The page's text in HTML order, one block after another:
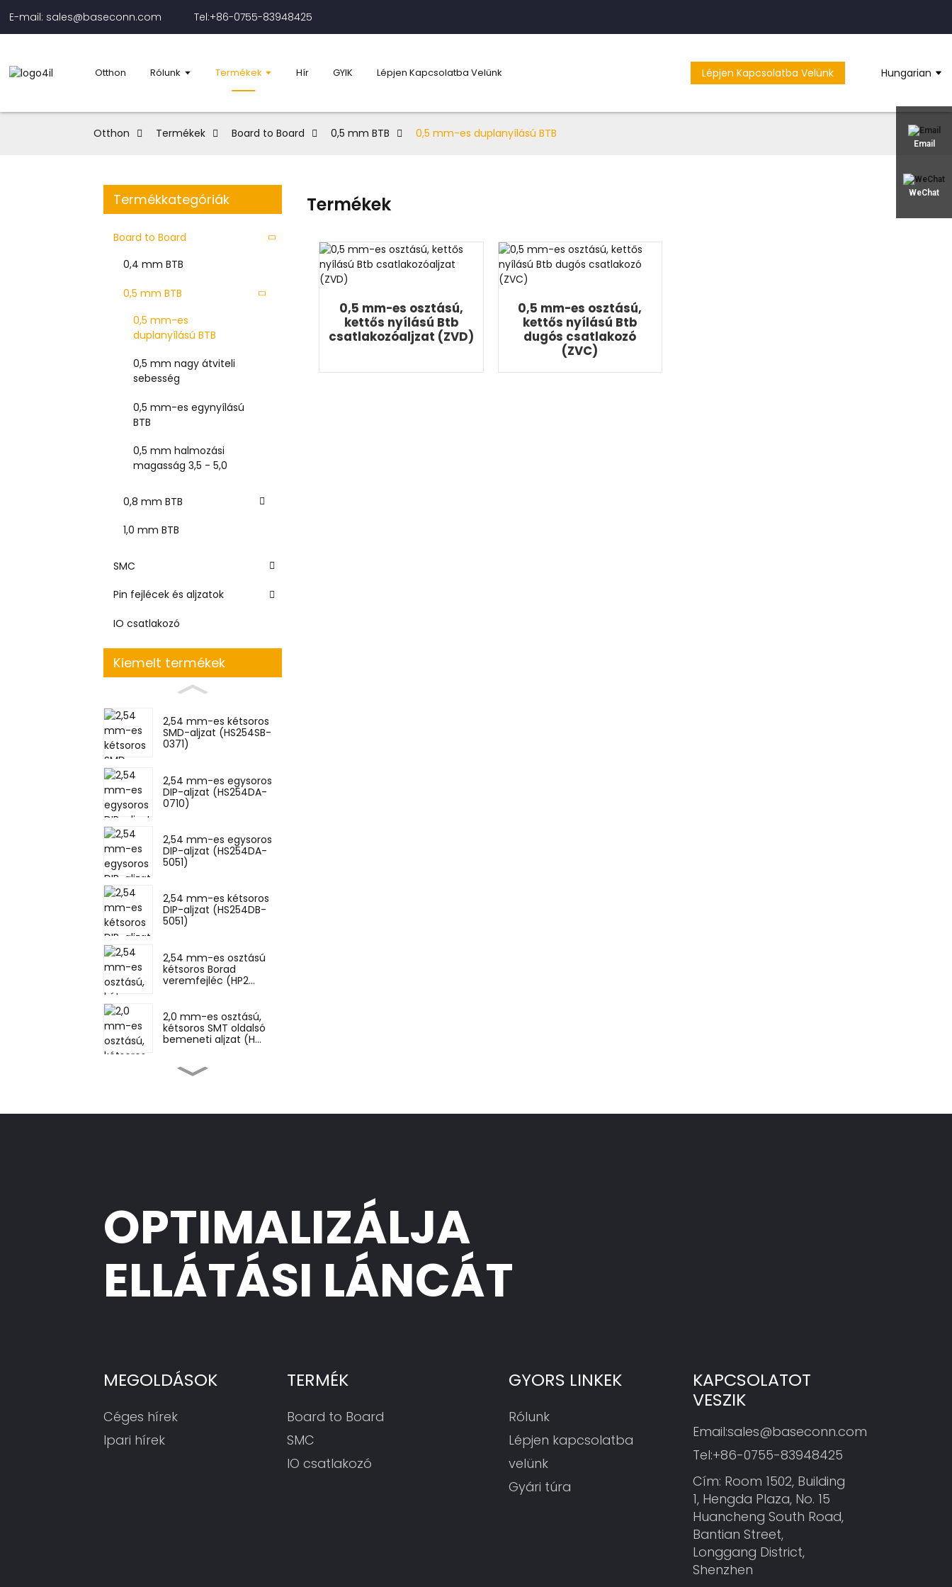
E-mail: sales@baseconn.com Tel:+86-0755-83948425
Otthon Rólunk Termékek Hír GYIK Lépjen Kapcsolatba Velünk Lépjen Kapcsolatba Velünk Hungarian
Email
WeChat
Otthon Termékek Board to Board 0,5 mm BTB 0,5 mm-es duplanyílású BTB
Termékkategóriák
Board to Board
0,4 mm BTB
0,5 mm BTB
0,5 mm-es
duplanyílású BTB
0,5 mm nagy átviteli
sebesség
0,5 mm-es egynyílású
BTB
0,5 mm halmozási
magasság 3,5 - 5,0
0,8 mm BTB
1,0 mm BTB
SMC
Pin fejlécek és aljzatok
IO csatlakozó
Kiemelt termékek
2,54 mm-es kétsoros
SMD-aljzat (HS254SB-
0371)
2,54 mm-es egysoros
DIP-aljzat (HS254DA-
0710)
2,54 mm-es egysoros
DIP-aljzat (HS254DA-
5051)
2,54 mm-es kétsoros
DIP-aljzat (HS254DB-
5051)
2,54 mm-es osztású
kétsoros Borad
veremfejléc (HP2...
2,0 mm-es osztású,
kétsoros SMT oldalsó
bemeneti aljzat (H...
2,0 mm-es osztású,
(HP200Q...
Egytűs testreszabott
tűfejléc (HP200DA-
1670)
Termékek
0,5 mm-es osztású,
kettős nyílású Btb
csatlakozóaljzat (ZVD)
0,5 mm-es osztású,
kettős nyílású Btb
dugós csatlakozó
(ZVC)
OPTIMALIZÁLJA
ELLÁTÁSI LÁNCÁT
MEGOLDÁSOK
Céges hírek
Ipari hírek
TERMÉK
Board to Board
SMC
IO csatlakozó
GYORS LINKEK
Rólunk
Lépjen kapcsolatba
velünk
Gyári túra
KAPCSOLATOT
VESZIK
Email:sales@baseconn.com
Tel:+86-0755-83948425
Cím: Room 1502, Building
1, Hengda Plaza, No. 15
Huancheng South Road,
Bantian Street,
Longgang District,
Shenzhen